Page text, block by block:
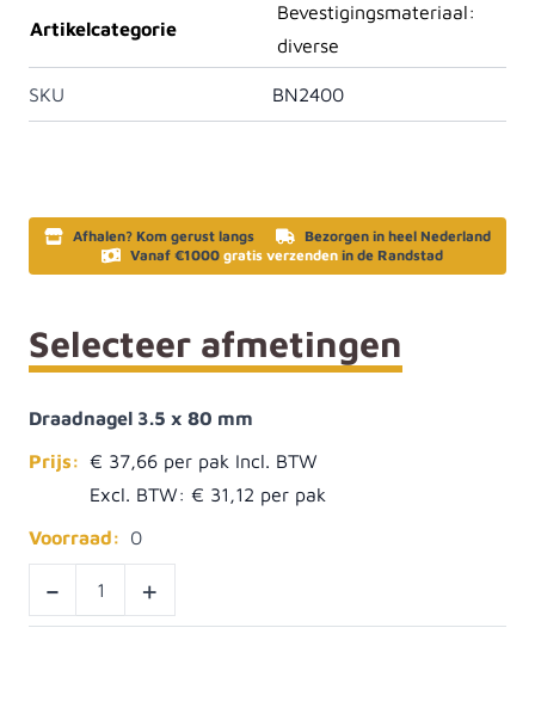
Artikelcategorie
Bevestigingsmateriaal:
diverse
SKU BN2400
Afhalen? Kom gerust langs
Bezorgen in heel Nederland
Vanaf €1000 gratis verzenden in de Randstad
Selecteer afmetingen
Draadnagel 3.5 x 80 mm
Prijs: € 37,66
Excl. BTW: € 31,12
Voorraad:
0
- +